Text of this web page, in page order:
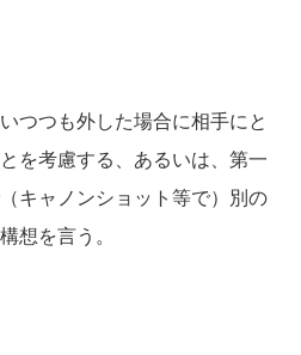
つつも外した場合に相手にと
を考慮する、あるいは、第一
キャノンショット等で）別の
想を言う。